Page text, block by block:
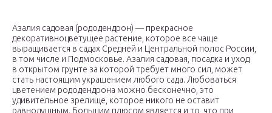
Азалия садовая (рододендрон) — прекрасное
декоративноцветущее растение, которое все чаще
выращивается в садах Средней и Центральной полос России,
в том числе и Подмосковье. Азалия садовая, посадка и уход
в открытом грунте за которой требует много сил, может
стать настоящим украшением любого сада. Любоваться
цветением рододендрона можно бесконечно, это
удивительное зрелище, которое никого не оставит
равнодушным. Большим плюсом является и то, что при